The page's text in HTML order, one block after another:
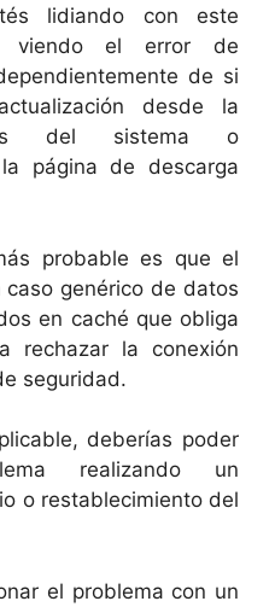
lidiando con este
viendo el error de
de si
desde la
del sistema o
página de descarga
probable es que el
genérico de datos
en caché que obliga
rechazar la conexión
seguridad.
deberías poder
realizando un
o restablecimiento del
el problema con un